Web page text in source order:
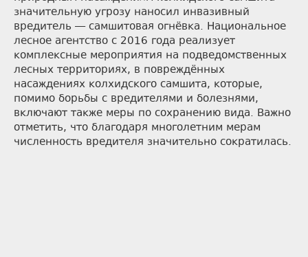
значительную угрозу наносил инвазивный
вредитель — самшитовая огнёвка. Национальное
лесное агентство с 2016 года реализует
комплексные мероприятия на подведомственных
лесных территориях, в повреждённых
насаждениях колхидского самшита, которые,
помимо борьбы с вредителями и болезнями,
включают также меры по сохранению вида. Важно
отметить, что благодаря многолетним мерам
численность вредителя значительно сократилась.